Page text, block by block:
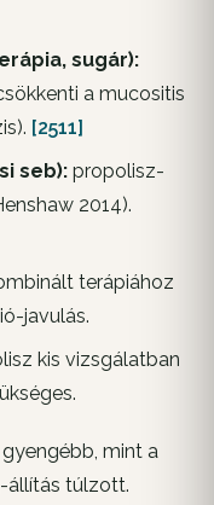
sugár):
a mucositis
[2511]
seb):propolisz-
2014).
terápiához
javulás.
kis vizsgálatban
mint a
állítás túlzott.